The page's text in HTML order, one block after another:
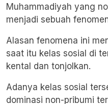
Muhammadiyah yang
menjadi sebuah
Alasan fenomena ini
saat itu kelas sosial di
kental dan tonjolkan.
Adanya kelas sosial
dominasi non-pribumi